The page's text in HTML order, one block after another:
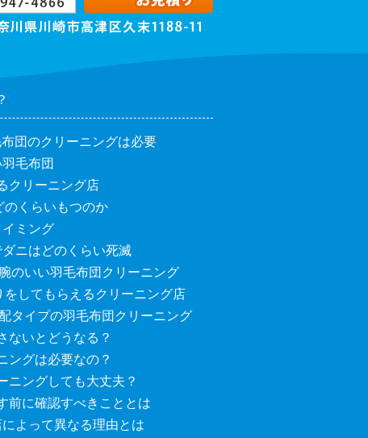
団のクリーニングは必要
毛布団
クリーニング店
のくらいもつのか
ミング
ニはどのくらい死滅
のいい羽毛布団クリーニング
をしてもらえるクリーニング店
タイプの羽毛布団クリーニング
ないとどうなる？
ングは必要なの？
ニングしても大丈夫？
前に確認すべきこととは
よって異なる理由とは